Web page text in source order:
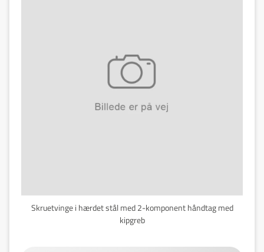
Skruetvinge i hærdet stål med 2-komponent håndtag med
kipgreb